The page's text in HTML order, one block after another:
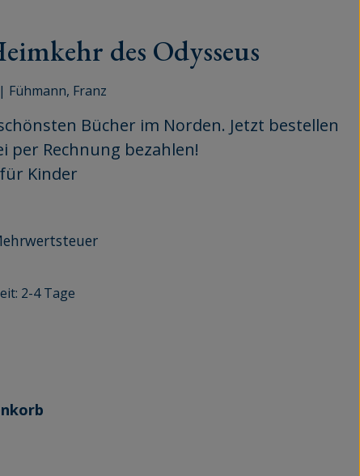
des Odysseus
| Fühmann, Franz
Bücher im Norden. Jetzt bestellen
per Rechnung bezahlen!
Kinder
2-4 Tage